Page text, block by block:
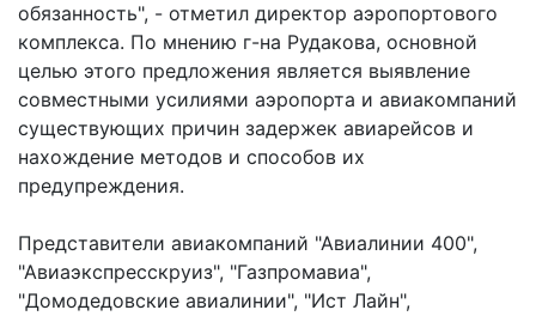
обязанность", - отметил директор аэропортового
комплекса. По мнению г-на Рудакова, основной
целью этого предложения является выявление
совместными усилиями аэропорта и авиакомпаний
существующих причин задержек авиарейсов и
нахождение методов и способов их
предупреждения.
Представители авиакомпаний "Авиалинии 400",
"Авиаэкспресскруиз", "Газпромавиа",
"Домодедовские авиалинии", "Ист Лайн",